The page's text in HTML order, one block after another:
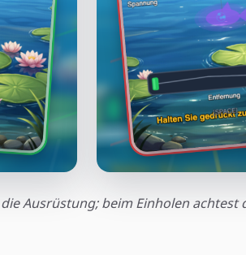
Ausrüstung; beim Einholen achtest